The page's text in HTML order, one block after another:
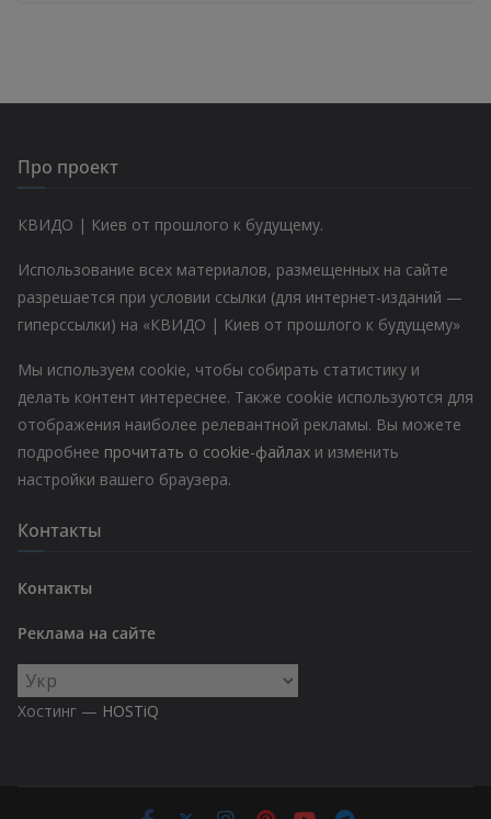
Про проект
КВИДО | Киев от прошлого к будущему.
Использование всех материалов, размещенных на сайте
разрешается при условии ссылки (для интернет-изданий —
гиперссылки) на «КВИДО | Киев от прошлого к будущему»
Мы используем cookie, чтобы собирать статистику и
делать контент интереснее. Также cookie используются для
отображения наиболее релевантной рекламы. Вы можете
подробнее прочитать о cookie-файлах и изменить
настройки вашего браузера.
Контакты
Контакты
Реклама на сайте
Выбрать
язык
Хостинг — HOSTiQ